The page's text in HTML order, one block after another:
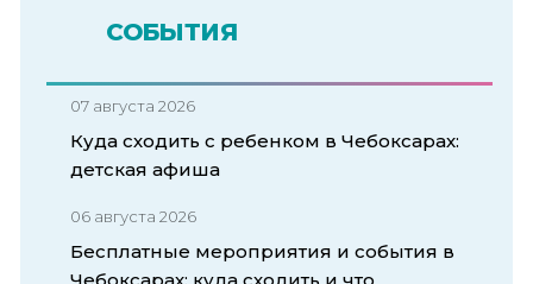
СОБЫТИЯ
07 августа 2026
Куда сходить с ребенком в Чебоксарах:
детская афиша
06 августа 2026
Бесплатные мероприятия и события в